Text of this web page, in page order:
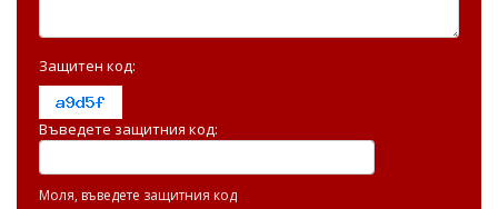
Защитен код:
Въведете защитния код:
Моля, въведете защитния код